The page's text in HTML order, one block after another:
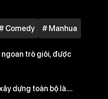
Comedy # Manhua
ngoan trò giỏi, được
dựng toàn bộ là….